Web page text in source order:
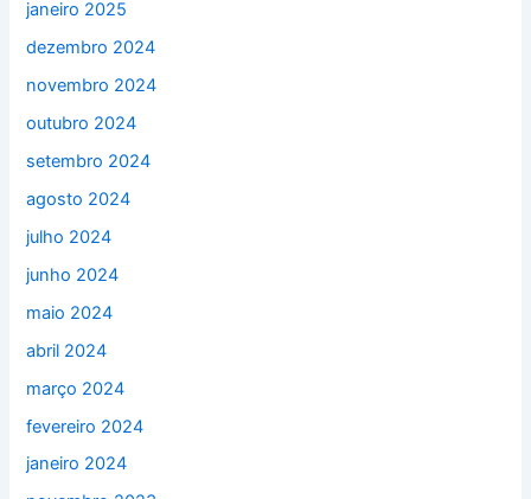
janeiro 2025
dezembro 2024
novembro 2024
outubro 2024
setembro 2024
agosto 2024
julho 2024
junho 2024
maio 2024
abril 2024
março 2024
fevereiro 2024
janeiro 2024